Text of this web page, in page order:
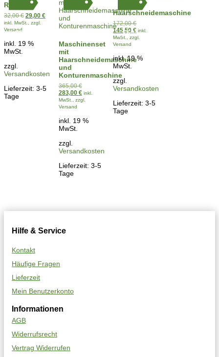
9%
Rasierer
32,00€ Ursprünglicher
Preis
29,00 €Aktueller
inkl. MwSt., zzgl.
Versand
inkl. 19 %
MwSt.
zzgl.
Versandkosten
Lieferzeit: 3-5
Tage
Maschinenset
mit
Haarschneidemaschine
und
Konturenmaschine
365,00€Ursprünglicher
Preis
war:
283,00 €Aktueller
Preis
inkl.
MwSt., zzgl.
Versand
inkl. 19 %
MwSt.
zzgl.
Versandkosten
Lieferzeit: 3-5
Tage
15%
Haarschneidemaschine
172,00€Ursprünglicher
Preis
war:
145,50€Aktueller
Preis
inkl.
MwSt., zzgl.
Versand
inkl. 19 %
MwSt.
zzgl.
Versandkosten
Lieferzeit:3-5
Tage
Hilfe & Service
Kontakt
Häufige Fragen
Lieferzeit
Mein Benutzerkonto
Informationen
AGB
Widerrufsrecht
Vertrag Widerrufen